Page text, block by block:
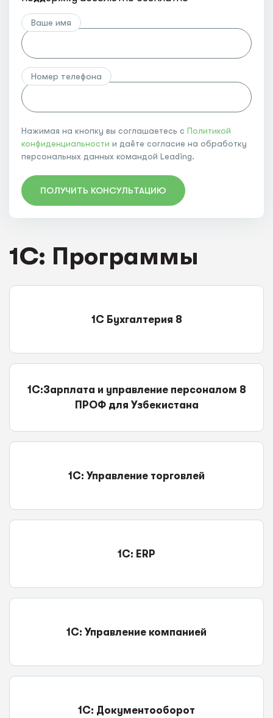
Ваше имя
Номер телефона
Нажимая на кнопку вы соглашаетесь с Политикой
конфиденциальности и даёте согласие на обработку
персональных данных командой Leading.
ПОЛУЧИТЬ КОНСУЛЬТАЦИЮ
1C: Программы
1С Бухгалтерия 8
1С:Зарплата и управление персоналом 8
ПРОФ для Узбекистана
1С: Управление торговлей
1C: ERP
1С: Управление компанией
1С: Документооборот